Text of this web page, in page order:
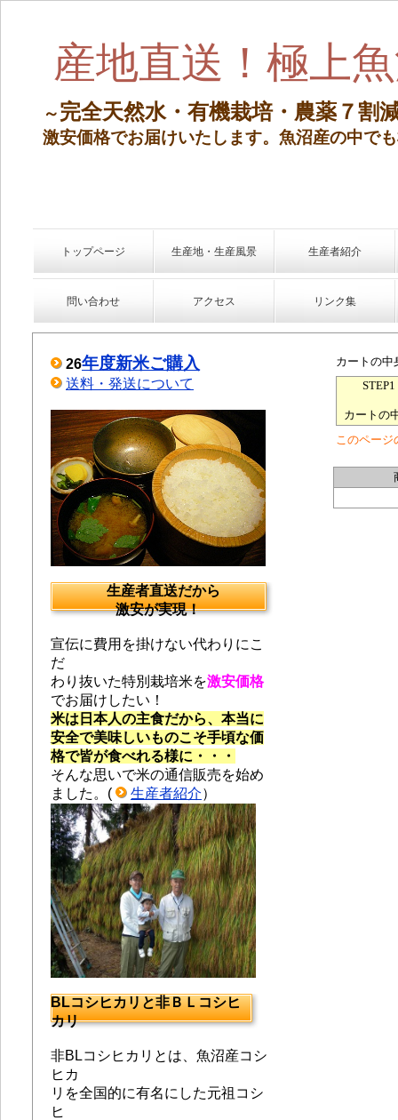
産地直送！極上
～完全天然水・有機栽培・農薬７割
激安価格でお届けいたします。 魚沼産の中で
トップページ 生産地・生産風景 生産者紹介
問い合わせ アクセス リンク集
26年度新米ご購入
送料・発送について
生産者直送だから
激安が実現！
宣伝に費用を掛けない代わりにこ
だ
わり抜いた特別栽培米を激安価格
でお届けしたい！
米は日本人の主食だから、本当に
安全で美味しいものこそ手頃な価
格で皆が食べれる様に・・・
そんな思いで米の通信販売を始め
ました。(
生産者紹介）
BLコシヒカリと非ＢＬコシヒ
カリ
非BLコシヒカリとは、魚沼産コシ
ヒカ
リを全国的に有名にした元祖コシ
ヒ